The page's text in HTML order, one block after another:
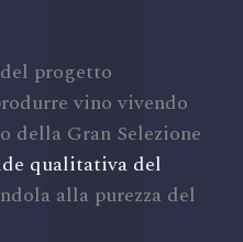
progetto
vino vivendo
della Gran Selezione
qualitativa del
alla purezza del